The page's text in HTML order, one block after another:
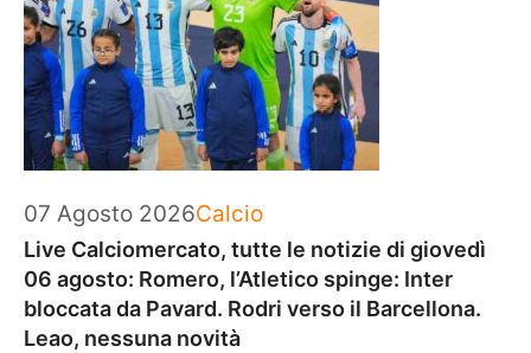
07 Agosto 2026Categorie
Calcio
Live Calciomercato, tutte le notizie di giovedì
06 agosto: Romero, l’Atletico spinge: Inter
bloccata da Pavard. Rodri verso il Barcellona.
Leao, nessuna novità